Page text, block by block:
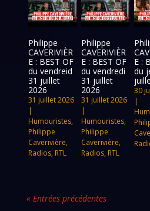
Philippe
CAVERIVIÈR
E : BEST OF
du vendreid
31 juillet
2026
31 juillet 2026
|
Humouristes,
Philippe
Caverivière,
Radios, RTL
Philippe
CAVERIVIÈR
E : BEST OF
du vendredi
31 juillet
2026
31 juillet 2026
|
Humouristes,
Philippe
Caverivière,
Radios, RTL
E :
du
30
|
« Entrées précédentes